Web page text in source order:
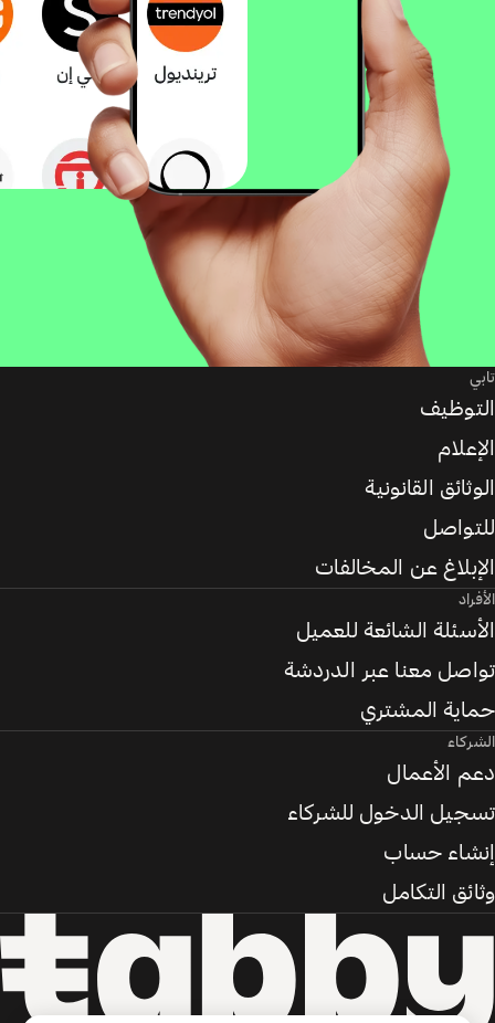
تابي
التوظيف
الإعلام
الوثائق القانونية
للتواصل
الإبلاغ عن المخالفات
الأفراد
الأسئلة الشائعة للعميل
تواصل معنا عبر الدردشة
حماية المشتري
الشركاء
دعم الأعمال
تسجيل الدخول للشركاء
إنشاء حساب
وثائق التكامل